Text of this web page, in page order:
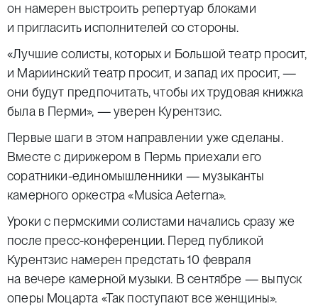
он намерен выстроить репертуар блоками
и пригласить исполнителей со стороны.
«Лучшие солисты, которых и Большой театр просит,
и Мариинский театр просит, и запад их просит, —
они будут предпочитать, чтобы их трудовая книжка
была в Перми», — уверен Курентзис.
Первые шаги в этом направлении уже сделаны.
Вместе с дирижером в Пермь приехали его
соратники-единомышленники — музыканты
камерного оркестра «Musica Aeterna».
Уроки с пермскими солистами начались сразу же
после пресс-конференции. Перед публикой
Курентзис намерен предстать 10 февраля
на вечере камерной музыки. В сентябре — выпуск
оперы Моцарта «Так поступают все женщины».